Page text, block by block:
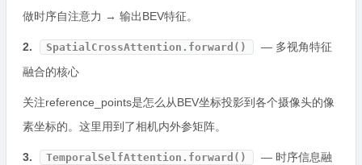
做时序自注意力 → 输出BEV特征。
2. SpatialCrossAttention.forward()
— 多视角特征
融合的核心
关注reference_points是怎么从BEV坐标投影到各个摄像头的像
素坐标的。这里用到了相机内外参矩阵。
3. TemporalSelfAttention.forward()
— 时序信息融